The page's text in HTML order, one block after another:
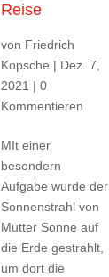
Reise
von Friedrich
Kopsche | Dez. 7,
2021 | 0
Kommentieren
MIt einer
besondern
Aufgabe wurde der
Sonnenstrahl von
Mutter Sonne auf
die Erde gestrahlt,
um dort die